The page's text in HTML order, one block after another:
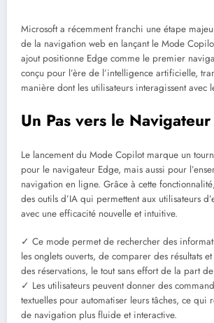
Microsoft a récemment franchi une étape
de la navigation web en lançant le Mode
ajout positionne Edge comme le premier
conçu pour l’ère de l’intelligence artificielle,
manière dont les utilisateurs interagissent avec
Un Pas vers le
Le lancement du Mode Copilot marque un
pour le navigateur Edge, mais aussi pour
navigation en ligne. Grâce à cette
des outils d’IA qui permettent aux utilisateurs
avec une efficacité nouvelle et intuitive.
✓ Ce mode permet de rechercher des
les onglets ouverts, de comparer des résultats
des réservations, le tout sans effort de la part de
✓ Les utilisateurs peuvent donner des
textuelles pour automatiser leurs tâches, ce qui
de navigation plus fluide et interactive.